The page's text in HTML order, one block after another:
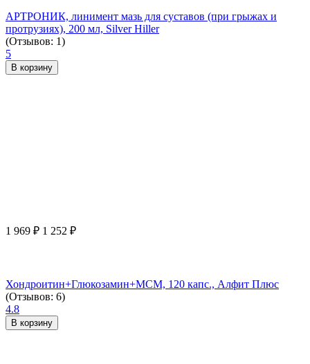
АРТРОНИК, линимент мазь для суставов (при грыжах и
протрузиях), 200 мл, Silver Hiller
(Отзывов: 1)
5
В корзину
1 969 ₽ 1 252 ₽
Хондроитин+Глюкозамин+МСМ, 120 капс., Алфит Плюс
(Отзывов: 6)
4.8
В корзину